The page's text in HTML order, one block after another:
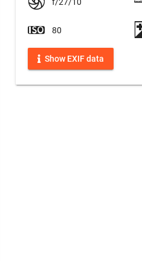
f/27/10
80
Show EXIF data